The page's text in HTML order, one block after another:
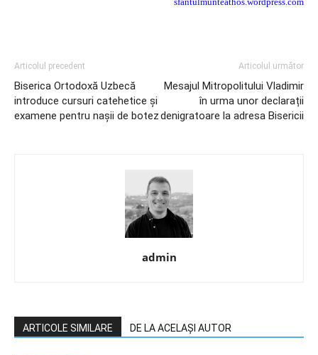
Articolul precedent
Biserica Ortodoxă Uzbecă
introduce cursuri catehetice şi
examene pentru naşii de botez
Articolul următor
Mesajul Mitropolitului Vladimir
în urma unor declarații
denigratoare la adresa Bisericii
admin
ARTICOLE SIMILARE DE LA ACELAȘI AUTOR